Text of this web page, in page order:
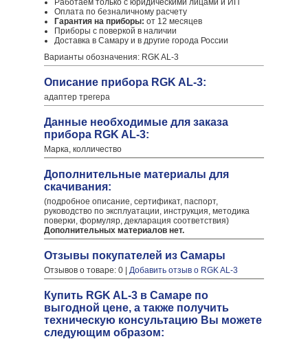
Работаем только с юридическими лицами и ИП
Оплата по безналичному расчету
Гарантия на приборы: от 12 месяцев
Приборы с поверкой в наличии
Доставка в Самару и в другие города России
Варианты обозначения: RGK AL-3
Описание прибора RGK AL-3:
адаптер трегера
Данные необходимые для заказа
прибора RGK AL-3:
Марка, колличество
Дополнительные материалы для
скачивания:
(подробное описание, сертификат, паспорт,
руководство по эксплуатации, инструкция, методика
поверки, формуляр, декларация соответствия)
Дополнительных материалов нет.
Отзывы покупателей из Самары
Отзывов о товаре: 0 | Добавить отзыв о RGK AL-3
Купить RGK AL-3 в Самаре по
выгодной цене, а также получить
техническую консультацию Вы можете
следующим образом: